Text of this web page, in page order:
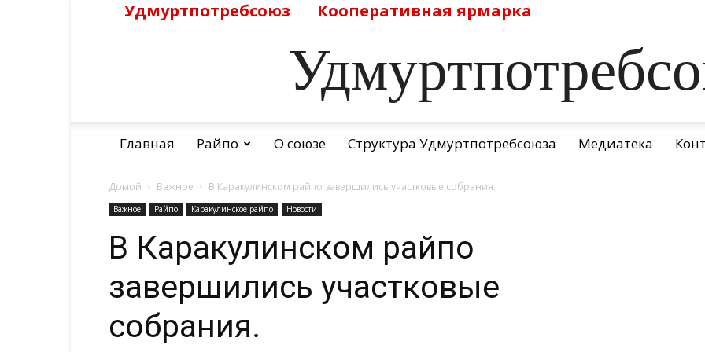
Удмуртпотребсоюз Кооперативная ярмарка
Главная Райпо О союзе Структура Удмуртпотребсоюза Медиатека
Домой Важное В Каракулинском райпо завершились участковые собрания.
Важное Райпо Каракулинское райпо Новости
В Каракулинском райпо
завершились участковые
собрания.